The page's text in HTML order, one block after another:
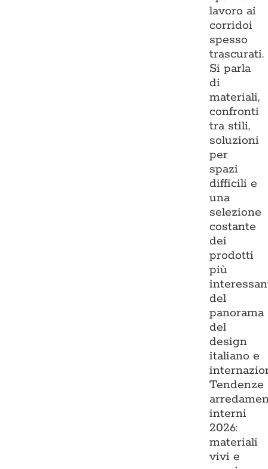
lavoro ai
corridoi
spesso
trascurati.
Si parla
di
materiali,
confronti
tra stili,
soluzioni
per
spazi
difficili e
una
selezione
costante
dei
prodotti
più
del
panorama
del
design
italiano e
Tendenze
interni
2026:
materiali
vivi e